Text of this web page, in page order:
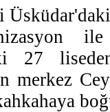
27
merkez